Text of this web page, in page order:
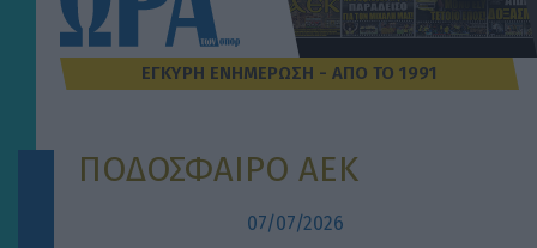
ΠΟΔΟΣΦΑΙΡΟ ΑΕΚ
07/07/2026